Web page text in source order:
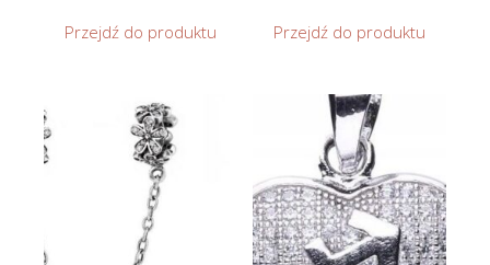
Przejdź do produktu Przejdź do produktu